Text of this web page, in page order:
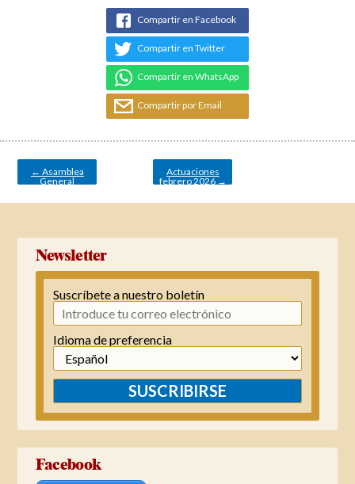
Compartir en Facebook
Compartir en Twitter
Compartir en WhatsApp
Compartir por Email
Navegación
entradas
← Asamblea
General
Actuaciones
febrero 2026 →
Newsletter
Suscríbete a nuestro boletín
Idioma de preferencia
SUSCRIBIRSE
Facebook